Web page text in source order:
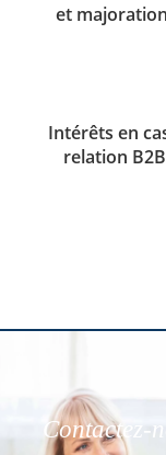
et
Intérêts en
relation
Contactez-